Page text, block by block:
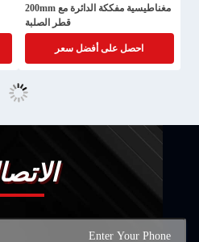
مغناطيسية مفككة الدائرة مع 200mm
قطر الصلبة
احصل على أفضل سعر